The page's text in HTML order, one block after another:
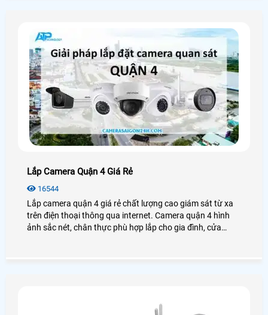
Lắp Camera Quận 4 Giá Rẻ
16544
Lắp camera quận 4 giá rẻ chất lượng cao giám sát từ xa
trên điện thoại thông qua internet. Camera quận 4 hình
ảnh sắc nét, chân thực phù hợp lắp cho gia đình, cửa